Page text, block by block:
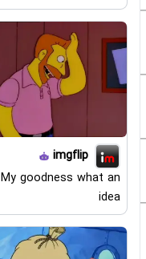
imgflip
My goodness what an
idea